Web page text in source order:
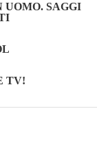
UOMO. SAGGI
TV!